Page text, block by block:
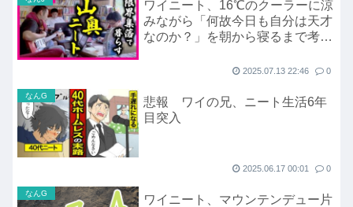
ワイニート、16℃のクーラーに涼
みながら「何故今日も自分は天才
なのか？」を朝から寝るまで考え
2025.07.13 22:46 0
なんG
悲報 ワイの兄、ニート生活6年
目突入
2025.06.17 00:01 0
なんG
ワイニート、マウンテンデュー片